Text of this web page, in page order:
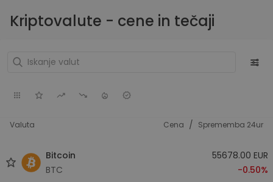
Kriptovalute - cene in tečaji
Valuta Cena / Sprememba 24ur
Bitcoin
BTC
55678.00 EUR
-0.50%